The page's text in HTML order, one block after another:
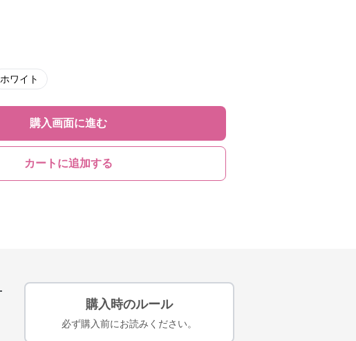
ホワイト
購入画面に進む
カートに追加する
購入時のルール
必ず購入前にお読みください。